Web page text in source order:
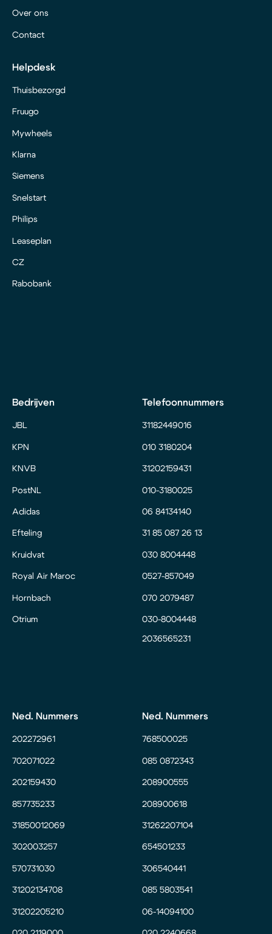
Over ons
Contact
Helpdesk
Thuisbezorgd
Fruugo
Mywheels
Klarna
Siemens
Snelstart
Philips
Leaseplan
CZ
Rabobank
Bedrijven
JBL
KPN
KNVB
PostNL
Adidas
Efteling
Kruidvat
Royal Air Maroc
Hornbach
Otrium
Telefoonnummers
31182449016
010 3180204
31202159431
010-3180025
06 84134140
31 85 087 26 13
030 8004448
0527-857049
070 2079487
030-8004448
2036565231
Ned. Nummers
202272961
702071022
202159430
857735233
31850012069
302003257
570731030
31202134708
31202205210
Ned. Nummers
768500025
085 0872343
208900555
208900618
31262207104
654501233
306540441
085 5803541
06-14094100